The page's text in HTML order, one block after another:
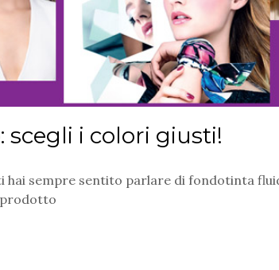
scegli i colori giusti!
hai sempre sentito parlare di fondotinta
prodotto